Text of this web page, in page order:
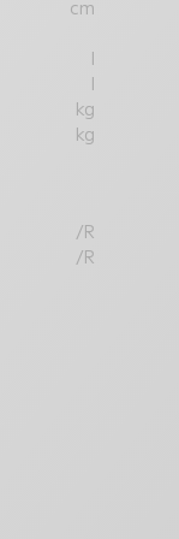
cm
l
l
kg
kg
/R
/R